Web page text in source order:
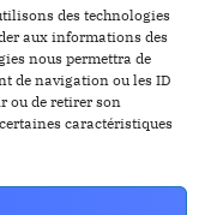
des technologies
aux informations des
nous permettra de
de navigation ou les ID
ou de retirer son
caractéristiques